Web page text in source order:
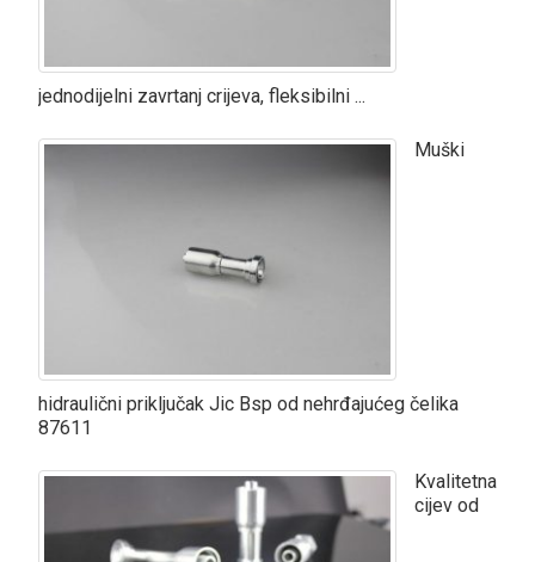
jednodijelni zavrtanj crijeva, fleksibilni ...
Muški
hidraulični priključak Jic Bsp od nehrđajućeg čelika
87611
Kvalitetna
cijev od